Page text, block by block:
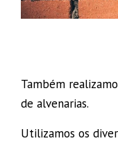
Também
de alvenarias.
Utilizamos os